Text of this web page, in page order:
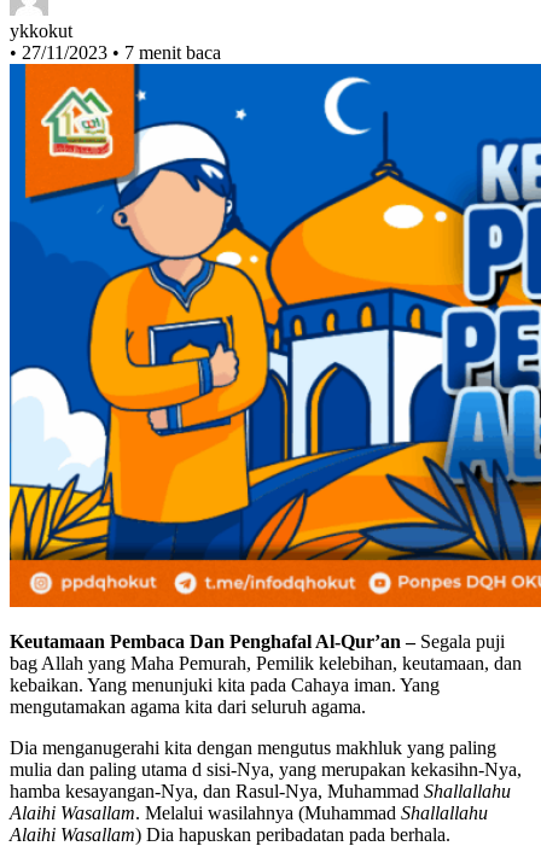
ykkokut
Keutamaan Pembaca Dan Penghafal Al-Qur’an –Segala puji
bag Allah yang Maha Pemurah, Pemilik kelebihan, keutamaan, dan
kebaikan. Yang menunjuki kita pada Cahaya iman. Yang
Dia menganugerahi kita dengan mengutus makhluk yang paling
mulia dan paling utama d sisi-Nya, yang merupakan kekasihn-Nya,
hamba kesayangan-Nya, dan Rasul-Nya, MuhammadShallallahu
Alaihi Wasallam. Melalui wasilahnya (MuhammadShallallahu